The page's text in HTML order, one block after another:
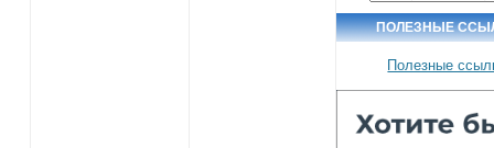
ПОЛЕЗНЫЕ
Полезные